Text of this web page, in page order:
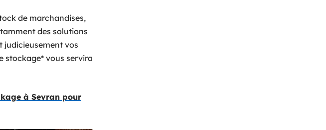
de marchandises,
des solutions
judicieusement vos
stockage* vous servira
à Sevran pour